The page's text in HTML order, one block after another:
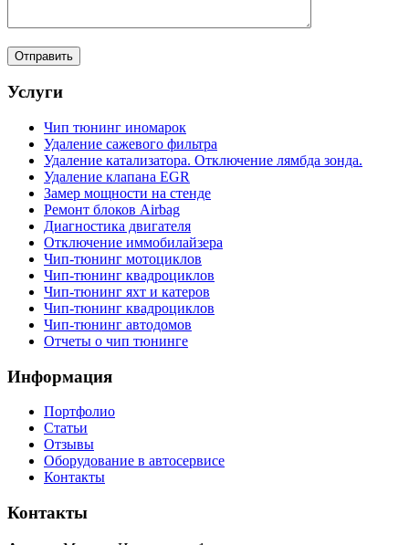
Услуги
Чип тюнинг иномарок
Удаление сажевого фильтра
Удаление катализатора. Отключение лямбда зонда.
Удаление клапана EGR
Замер мощности на стенде
Ремонт блоков Airbag
Диагностика двигателя
Отключение иммобилайзера
Чип-тюнинг мотоциклов
Чип-тюнинг квадроциклов
Чип-тюнинг яхт и катеров
Чип-тюнинг квадроциклов
Чип-тюнинг автодомов
Отчеты о чип тюнинге
Информация
Портфолио
Статьи
Отзывы
Оборудование в автосервисе
Контакты
Контакты